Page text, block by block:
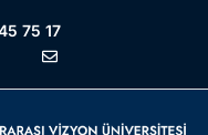
75 17